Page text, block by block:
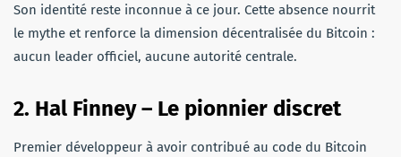
Son identité reste inconnue à ce jour. Cette absence nourrit
le mythe et renforce la dimension décentralisée du Bitcoin :
aucun leader officiel, aucune autorité centrale.
2. Hal Finney – Le pionnier discret
Premier développeur à avoir contribué au code du Bitcoin